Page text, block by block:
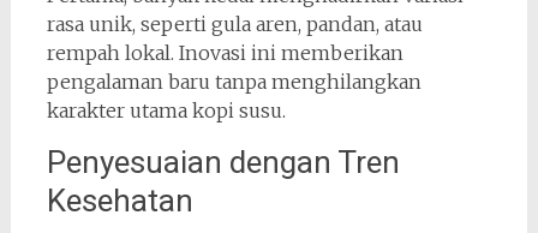
rasa unik, seperti gula aren, pandan, atau
rempah lokal. Inovasi ini memberikan
pengalaman baru tanpa menghilangkan
karakter utama kopi susu.
Penyesuaian dengan Tren
Kesehatan